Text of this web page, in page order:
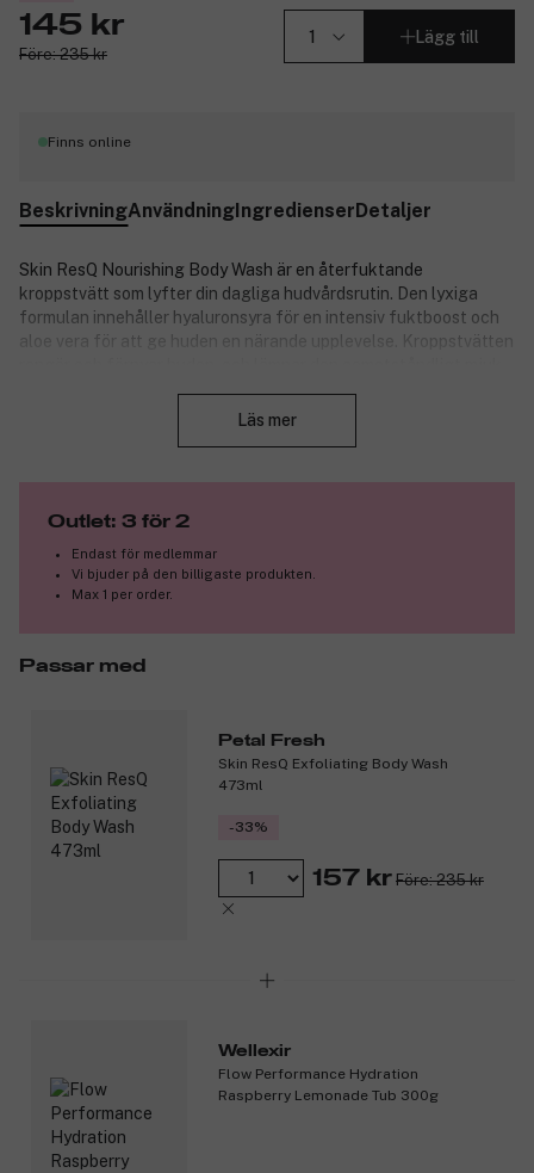
145 kr
Före: 235 kr
Lägg till
Finns online
BeskrivningAnvändningIngredienserDetaljer
Skin ResQ Nourishing Body Wash är en återfuktande
kroppstvätt som lyfter din dagliga hudvårdsrutin. Den lyxiga
formulan innehåller hyaluronsyra för en intensiv fuktboost och
aloe vera för att ge huden en närande upplevelse. Kroppstvätten
Läs mer
Outlet: 3 för 2
Endast för medlemmar
Vi bjuder på den billigaste produkten.
Max 1 per order.
Passar med
Petal Fresh
Skin ResQ Exfoliating Body Wash
473ml
-33%
157 kr Före: 235 kr
Wellexir
Flow Performance Hydration
Raspberry Lemonade Tub 300g